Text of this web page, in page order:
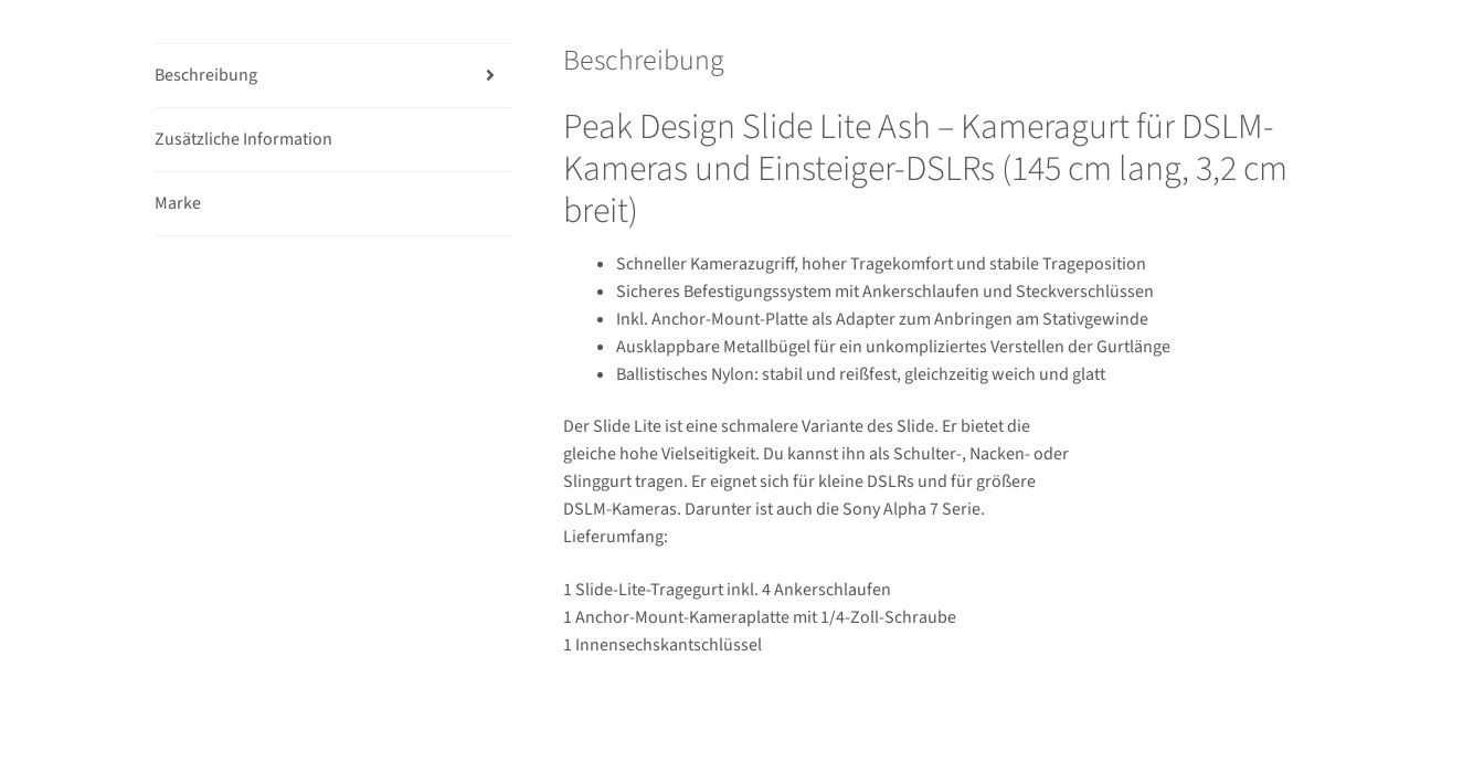
Beschreibung
Zusätzliche Information
Marke
Beschreibung
Peak Design Slide Lite Ash – Kameragurt für DSLM-
Kameras und Einsteiger-DSLRs (145 cm lang, 3,2 cm
breit)
Schneller Kamerazugriff, hoher Tragekomfort und stabile Trageposition
Sicheres Befestigungssystem mit Ankerschlaufen und Steckverschlüssen
Inkl. Anchor-Mount-Platte als Adapter zum Anbringen am Stativgewinde
Ausklappbare Metallbügel für ein unkompliziertes Verstellen der Gurtlänge
Ballistisches Nylon: stabil und reißfest, gleichzeitig weich und glatt
Der Slide Lite ist eine schmalere Variante des Slide. Er bietet die
gleiche hohe Vielseitigkeit. Du kannst ihn als Schulter-, Nacken- oder
Slinggurt tragen. Er eignet sich für kleine DSLRs und für größere
DSLM-Kameras. Darunter ist auch die Sony Alpha 7 Serie.
Lieferumfang:
1 Slide-Lite-Tragegurt inkl. 4 Ankerschlaufen
1 Anchor-Mount-Kameraplatte mit 1/4-Zoll-Schraube
1 Innensechskantschlüssel